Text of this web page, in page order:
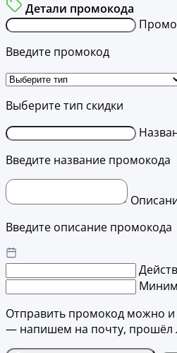
Детали промокода
Введите промокод
Выберите тип скидки
Введите название промокода
Введите описание промокода
Отправить промокод можно и
— напишем на почту, прошёл